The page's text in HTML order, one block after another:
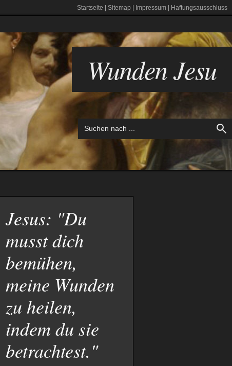
Startseite Sitemap Impressum Haftungsausschluss
Wunden Jesu
Jesus: "Du
musst dich
bemühen,
meine Wunden
zu heilen,
indem du sie
betrachtest."